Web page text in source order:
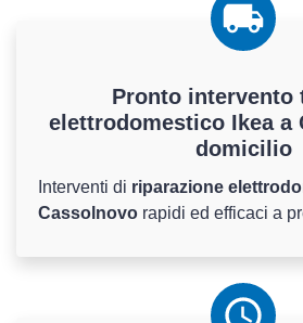
Pronto intervento
elettrodomestico Ikea a
domicilio
Interventi di riparazione
Cassolnovo rapidi ed efficaci a